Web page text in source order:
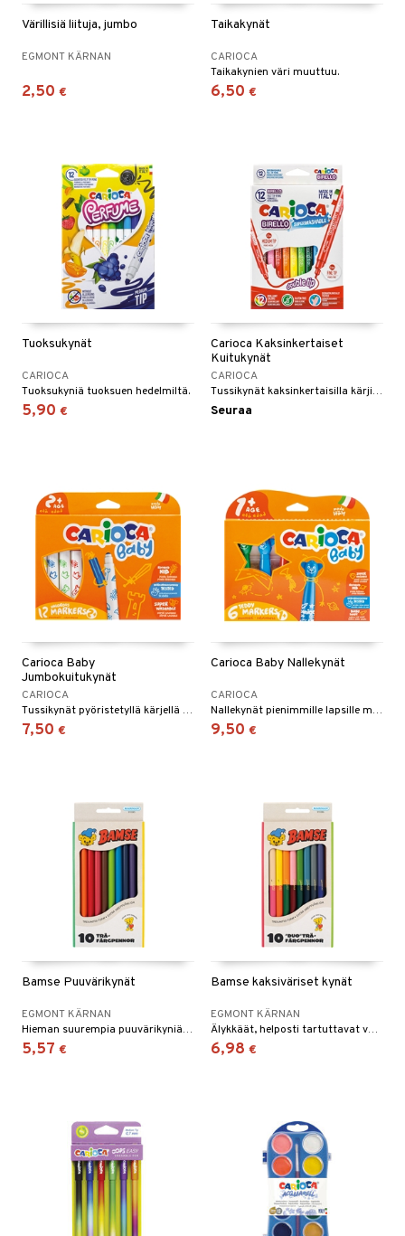
Värillisiä liituja, jumbo
EGMONT KÄRNAN
2,50 €
Taikakynät
CARIOCA
Taikakynien väri muuttuu.
6,50 €
Tuoksukynät
CARIOCA
Tuoksukyniä tuoksuen hedelmiltä.
5,90 €
Carioca Kaksinkertaiset
Kuitukynät
CARIOCA
Tussikynät kaksinkertaisilla kärjillä 12 eri värein.
Seuraa
Carioca Baby
Jumbokuitukynät
CARIOCA
Tussikynät pyöristetyllä kärjellä lapsille 2 ikävuodesta alkaen.
7,50 €
Carioca Baby Nallekynät
CARIOCA
Nallekynät pienimmille lapsille maalaamiseen.
9,50 €
Bamse Puuvärikynät
EGMONT KÄRNAN
Hieman suurempia puuvärikyniä ihanissa väreissä.
5,57 €
Bamse kaksiväriset kynät
EGMONT KÄRNAN
Älykkäät, helposti tartuttavat värikynät.
6,98 €